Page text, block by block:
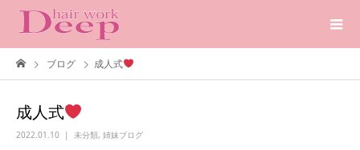
ブログ 成人式
成人式
2022.01.10 未分類, 姉妹ブログ